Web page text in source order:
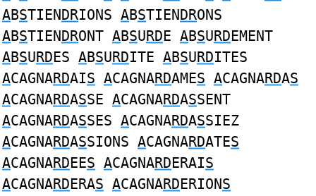
ABSTIENDRIONS ABSTIENDRONS
ABSTIENDRONT ABSURDE ABSURDEMENT
ABSURDES ABSURDITE ABSURDITES
ACAGNARDAIS ACAGNARDAMES ACAGNARDAS
ACAGNARDASSE ACAGNARDASSENT
ACAGNARDASSES ACAGNARDASSIEZ
ACAGNARDASSIONS ACAGNARDATES
ACAGNARDEES ACAGNARDERAIS
ACAGNARDERAS ACAGNARDERIONS